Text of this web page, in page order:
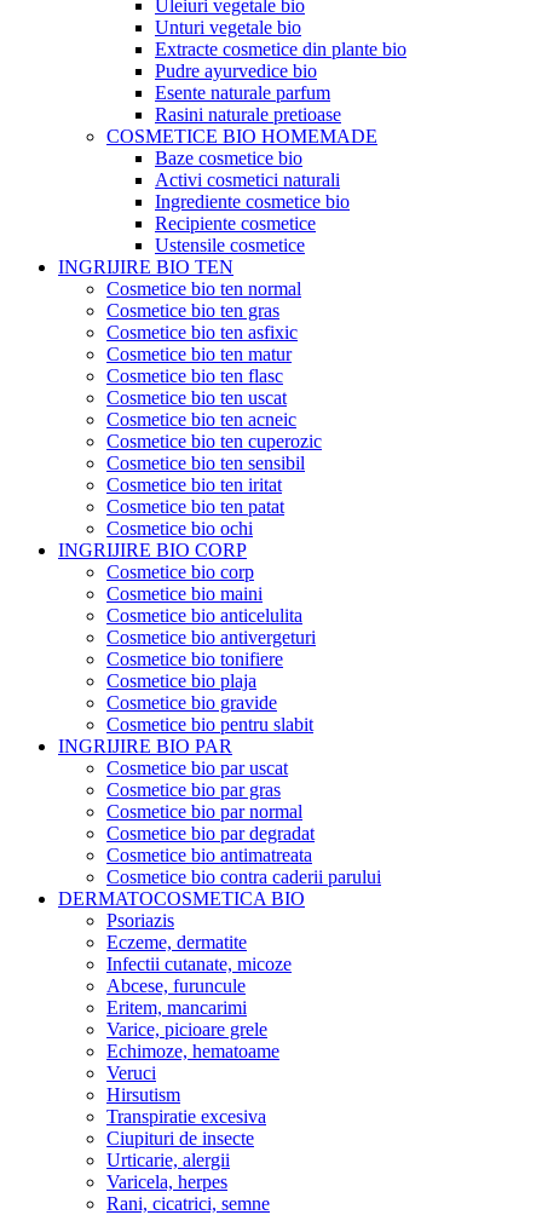
Uleiuri vegetale bio
Unturi vegetale bio
Extracte cosmetice din plante bio
Pudre ayurvedice bio
Esente naturale parfum
Rasini naturale pretioase
COSMETICE BIO HOMEMADE
Baze cosmetice bio
Activi cosmetici naturali
Ingrediente cosmetice bio
Recipiente cosmetice
Ustensile cosmetice
INGRIJIRE BIO TEN
Cosmetice bio ten normal
Cosmetice bio ten gras
Cosmetice bio ten asfixic
Cosmetice bio ten matur
Cosmetice bio ten flasc
Cosmetice bio ten uscat
Cosmetice bio ten acneic
Cosmetice bio ten cuperozic
Cosmetice bio ten sensibil
Cosmetice bio ten iritat
Cosmetice bio ten patat
Cosmetice bio ochi
INGRIJIRE BIO CORP
Cosmetice bio corp
Cosmetice bio maini
Cosmetice bio anticelulita
Cosmetice bio antivergeturi
Cosmetice bio tonifiere
Cosmetice bio plaja
Cosmetice bio gravide
Cosmetice bio pentru slabit
INGRIJIRE BIO PAR
Cosmetice bio par uscat
Cosmetice bio par gras
Cosmetice bio par normal
Cosmetice bio par degradat
Cosmetice bio antimatreata
Cosmetice bio contra caderii parului
DERMATOCOSMETICA BIO
Psoriazis
Eczeme, dermatite
Infectii cutanate, micoze
Abcese, furuncule
Eritem, mancarimi
Varice, picioare grele
Echimoze, hematoame
Veruci
Hirsutism
Transpiratie excesiva
Ciupituri de insecte
Urticarie, alergii
Varicela, herpes
Rani, cicatrici, semne